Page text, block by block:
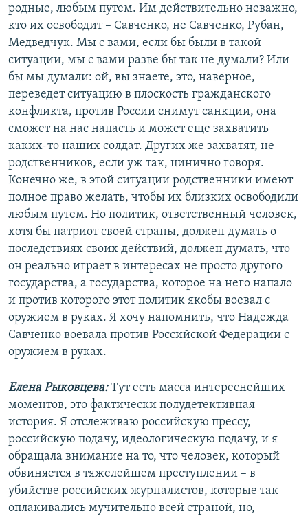
родные, любым путем. Им действительно неважно,
кто их освободит – Савченко, не Савченко, Рубан,
Медведчук. Мы с вами, если бы были в такой
ситуации, мы с вами разве бы так не думали? Или
бы мы думали: ой, вы знаете, это, наверное,
переведет ситуацию в плоскость гражданского
конфликта, против России снимут санкции, она
сможет на нас напасть и может еще захватить
каких-то наших солдат. Других же захватят, не
родственников, если уж так, цинично говоря.
Конечно же, в этой ситуации родственники имеют
полное право желать, чтобы их близких освободили
любым путем. Но политик, ответственный человек,
хотя бы патриот своей страны, должен думать о
последствиях своих действий, должен думать, что
он реально играет в интересах не просто другого
государства, а государства, которое на него напало
и против которого этот политик якобы воевал с
оружием в руках. Я хочу напомнить, что Надежда
Савченко воевала против Российской Федерации с
оружием в руках.
Елена Рыковцева:Тут есть масса интереснейших
моментов, это фактически полудетективная
история. Я отслеживаю российскую прессу,
российскую подачу, идеологическую подачу, и я
обращала внимание на то, что человек, который
обвиняется в тяжелейшем преступлении – в
убийстве российских журналистов, которые так
оплакивались мучительно всей страной, но,